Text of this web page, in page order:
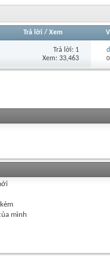
Trả lời/ Xem
Trả lời: 1
Xem: 33,463
mình